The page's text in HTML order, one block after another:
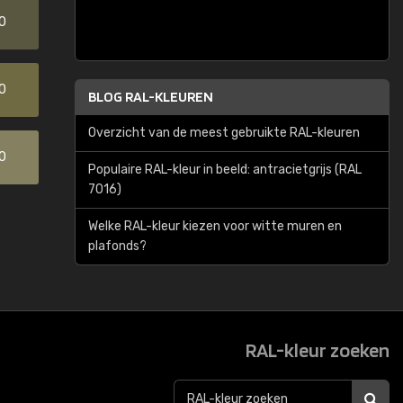
BLOG RAL-KLEUREN
Overzicht van de meest gebruikte RAL-kleuren
Populaire RAL-kleur in beeld: antracietgrijs (RAL
7016)
Welke RAL-kleur kiezen voor witte muren en
plafonds?
RAL-kleur zoeken